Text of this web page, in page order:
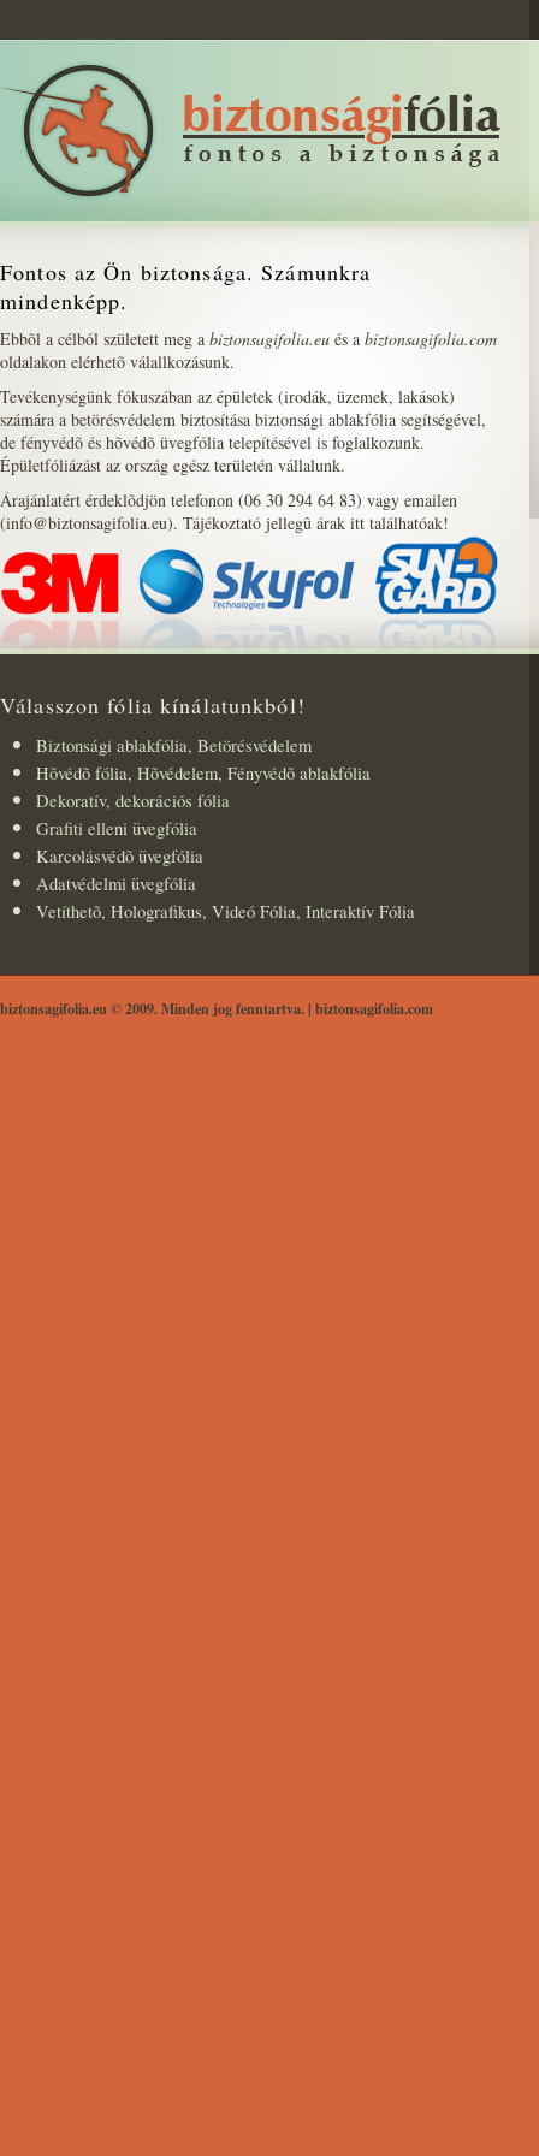
Fontos az Ön biztonsága. Számunkra
mindenképp.
Ebbõl a célból született meg a biztonsagifolia.eu és a biztonsagifolia.com
oldalakon elérhetõ válallkozásunk.
Tevékenységünk fókuszában az épületek (irodák, üzemek, lakások)
számára a betörésvédelem biztosítása biztonsági ablakfólia segítségével,
de fényvédõ és hõvédõ üvegfólia telepítésével is foglalkozunk.
Épületfóliázást az ország egész területén vállalunk.
Árajánlatért érdeklõdjön telefonon (06 30 294 64 83) vagy emailen
(info@biztonsagifolia.eu). Tájékoztató jellegû árak itt találhatóak!
Válasszon fólia kínálatunkból!
Biztonsági ablakfólia, Betörésvédelem
Hõvédõ fólia, Hõvédelem, Fényvédõ ablakfólia
Dekoratív, dekorációs fólia
Grafiti elleni üvegfólia
Karcolásvédõ üvegfólia
Adatvédelmi üvegfólia
Vetíthetõ, Holografikus, Videó Fólia, Interaktív Fólia
biztonsagifolia.eu © 2009. Minden jog fenntartva. | biztonsagifolia.com